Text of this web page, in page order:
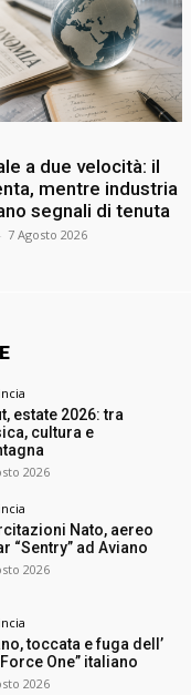
a due velocità: il
mentre industria
segnali di tenuta
- 7 Agosto 2026
estate 2026: tra
cultura e
2026
Nato, aereo
“Sentry” ad Aviano
2026
toccata e fuga dell’
One” italiano
2026